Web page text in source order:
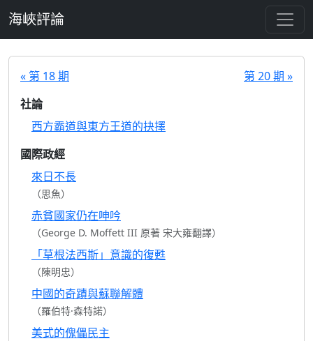
海峽評論
« 第 18 期
第 20 期 »
社論
西方霸道與東方王道的抉擇
國際政經
來日不長
（思魚）
赤貧國家仍在呻吟
（George D. Moffett III 原著 宋大雍翻譯）
「草根法西斯」意識的復甦
（陳明忠）
中國的奇蹟與蘇聯解體
（羅伯特·森特諾）
美式的傀儡民主